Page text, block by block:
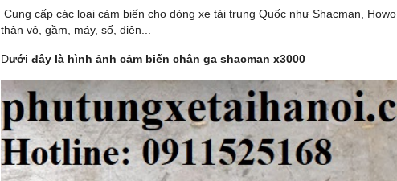
Cung cấp các loại cảm biến cho dòng xe tải trung Quốc như Shacman,
thân vỏ, gầm, máy, số, điện...
Dưới đây là hình ảnh cảm biến chân ga shacman x3000